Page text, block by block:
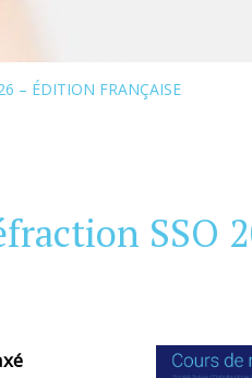
– ÉDITION FRANÇAISE
SSO